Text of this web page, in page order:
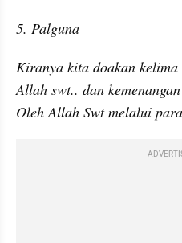
5. Palguna
Kiranya kita doakan
Allah swt.. dan
Oleh Allah Swt melalui